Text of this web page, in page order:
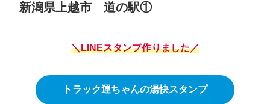
新潟県上越市 道の駅①
＼LINEスタンプ作りました／
トラック運ちゃんの湯快スタンプ